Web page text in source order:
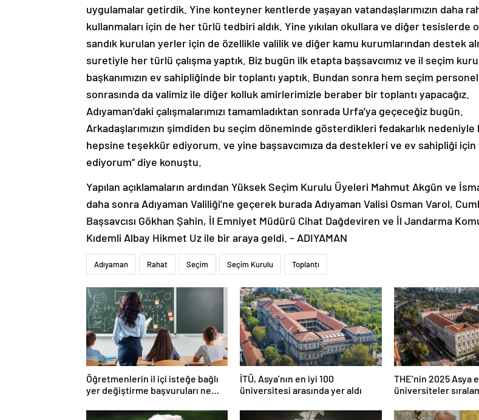
uygulamalar getirdik. Yine konteyner kentlerde yaşayan vatandaşlarımızın daha
kullanmaları için de her türlü tedbiri aldık. Yine yıkılan okullara ve diğer tesislerde
sandık kurulan yerler için de özellikle valilik ve diğer kamu kurumlarından destek
suretiyle her türlü çalışma yaptık. Biz bugün ilk etapta başsavcımız ve il seçim
başkanımızın ev sahipliğinde bir toplantı yaptık. Bundan sonra hem seçim
sonrasında da valimiz ile diğer kolluk amirlerimizle beraber bir toplantı yapacağız.
Adıyaman’daki çalışmalarımızı tamamladıktan sonrada Urfa’ya geçeceğiz bugün.
Arkadaşlarımızın şimdiden bu seçim döneminde gösterdikleri fedakarlık nedeniyle
hepsine teşekkür ediyorum. ve yine başsavcımıza da destekleri ve ev sahipliği
ediyorum” diye konuştu.
Yapılan açıklamaların ardından Yüksek Seçim Kurulu Üyeleri Mahmut Akgün ve
daha sonra Adıyaman Valiliği’ne geçerek burada Adıyaman Valisi Osman Varol,
Başsavcısı Gökhan Şahin, İl Emniyet Müdürü Cihat Dağdeviren ve İl Jandarma
Kıdemli Albay Hikmet Uz ile bir araya geldi. – ADIYAMAN
Adıyaman Rahat Seçim Seçim Kurulu Toplantı
Öğretmenlerin il içi isteğe bağlı
yer değiştirme başvuruları ne
İTÜ, Asya’nın en iyi 100
üniversitesi arasında yer aldı
THE’nin 2025 Asya
üniversiteler